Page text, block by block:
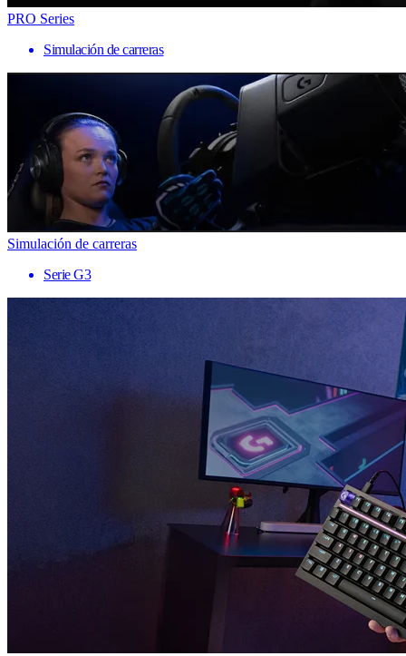
PRO Series
Simulación de carreras
Simulación de carreras
Serie G3